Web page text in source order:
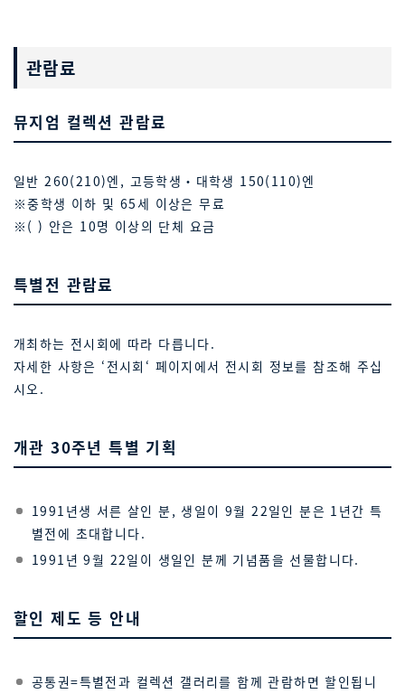
관람료
뮤지엄 컬렉션 관람료
일반 260(210)엔, 고등학생・대학생 150(110)엔
※중학생 이하 및 65세 이상은 무료
※( ) 안은 10명 이상의 단체 요금
특별전 관람료
개최하는 전시회에 따라 다릅니다.
자세한 사항은 ‘전시회‘ 페이지에서 전시회 정보를 참조해 주십
시오.
개관 30주년 특별 기획
1991년생 서른 살인 분, 생일이 9월 22일인 분은 1년간 특
별전에 초대합니다.
1991년 9월 22일이 생일인 분께 기념품을 선물합니다.
할인 제도 등 안내
공통권=특별전과 컬렉션 갤러리를 함께 관람하면 할인됩니